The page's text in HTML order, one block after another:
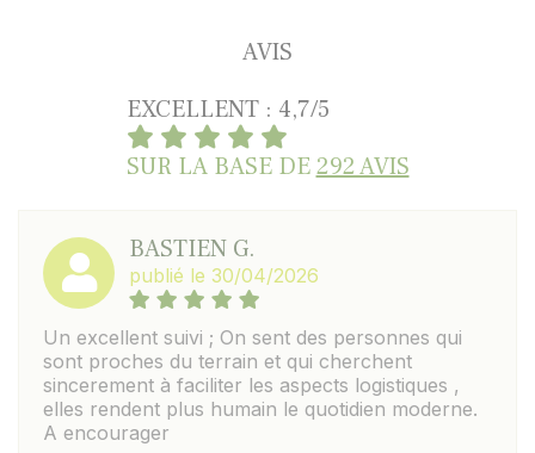
AVIS
EXCELLENT : 4,7/5
SUR LA BASE DE292 AVIS
BASTIEN G.
publié le 30/04/2026
Un excellent suivi ; On sent des personnes qui
sont proches du terrain et qui cherchent
sincerement à faciliter les aspects logistiques ,
elles rendent plus humain le quotidien moderne.
A encourager